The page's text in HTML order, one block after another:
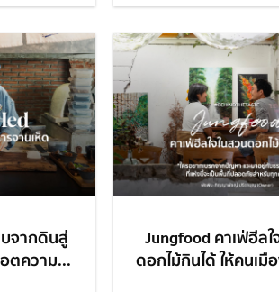
จากดินสู่
ตความ...
Jungfood คาเฟ่ฮีลใ
ดอกไม้กินได้ ให้คนเมื